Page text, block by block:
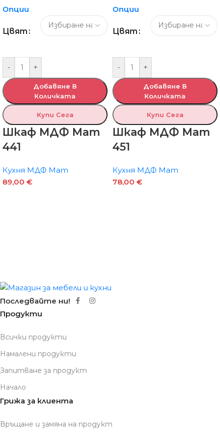
Опции
Цвят
- +
Добавяне В
Количката
Купи Сега
Шкаф МДФ Мат
441
Кухня МДФ Мат
89,00 €
Опции
Цвят
- +
Добавяне В
Количката
Купи Сега
Шкаф МДФ Мат
451
Кухня МДФ Мат
78,00 €
Последвайте ни!
Продукти
Всички продукти
Намалени продукти
Запитване за продукт
Начало
Грижа за клиента
Връщане и замяна на продукт